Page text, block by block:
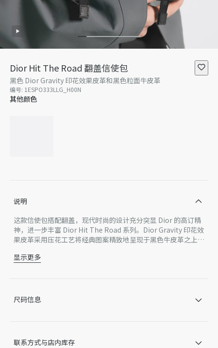
Dior Hit The Road 翻盖信使包
黑色 Dior Gravity 印花效果皮革和黑色粒面牛皮革
编号: 1ESPO333LLG_H00N
其他颜色
说明
这款信使包搭配翻盖，现代时尚的设计充分突显 Dior 的高订精
神，进一步丰富 Dior Hit The Road 系列。Dior Gravity 印花效
果皮革采用压花工艺将经典图案精致地呈现于黑色牛皮革之上，
Christian Dior 尼龙提花饰带，宽敞的隔层可收纳各种日常用
主体：牛皮革，科技面料
内部插袋
可调节的 Christian Dior 标志尼龙提花和牛皮革肩带
意大利制造
显示更多
尺码信息
联系方式与店内库存